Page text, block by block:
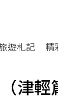
遊札記 精
津輕